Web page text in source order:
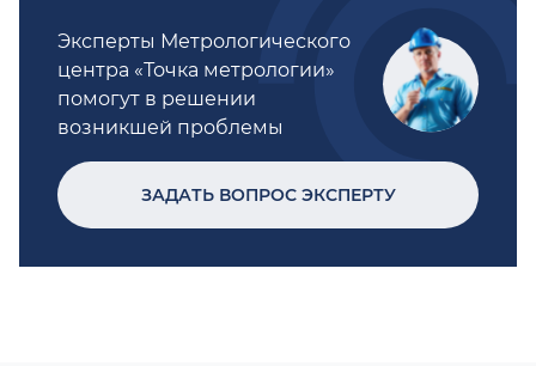
Эксперты Метрологического
центра «Точка метрологии»
помогут в решении
возникшей проблемы
ЗАДАТЬ ВОПРОС ЭКСПЕРТУ